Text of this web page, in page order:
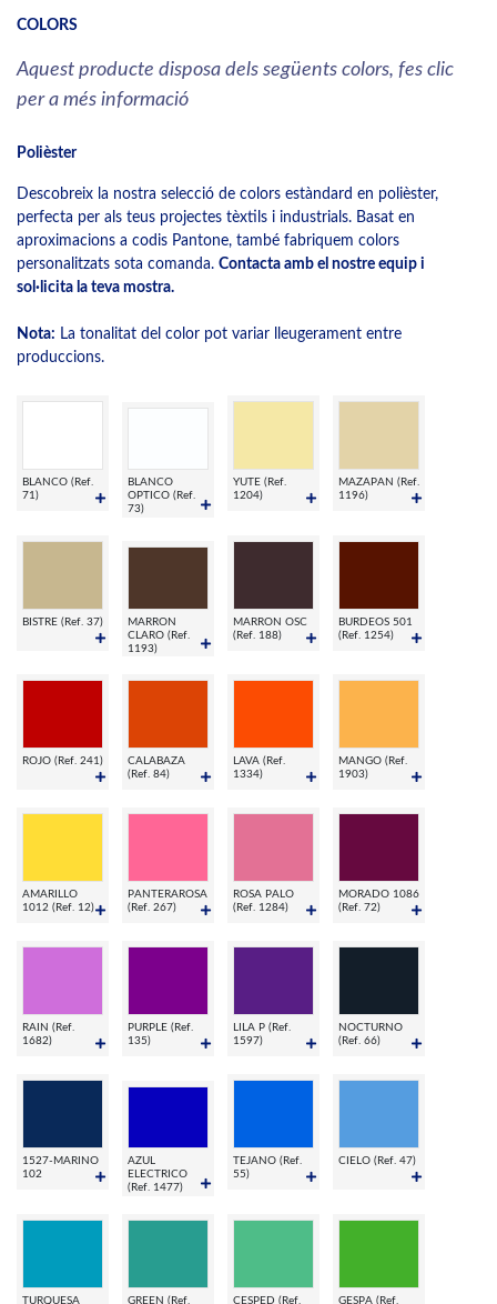
COLORS
Aquest producte disposa dels següents colors, fes clic
per a més informació
Polièster
Descobreix la nostra selecció de colors estàndard en polièster,
perfecta per als teus projectes tèxtils i industrials. Basat en
aproximacions a codis Pantone, també fabriquem colors
personalitzats sota comanda. Contacta amb el nostre equip i
sol·licita la teva mostra.
Nota: La tonalitat del color pot variar lleugerament entre
produccions.
BLANCO (Ref.
71)
BLANCO
OPTICO (Ref.
73)
YUTE (Ref.
1204)
MAZAPAN (Ref.
1196)
BISTRE (Ref. 37)
MARRON
CLARO (Ref.
1193)
MARRON OSC
(Ref. 188)
BURDEOS 501
(Ref. 1254)
ROJO (Ref. 241)
CALABAZA
(Ref. 84)
LAVA (Ref.
1334)
MANGO (Ref.
1903)
AMARILLO
1012 (Ref. 12)
PANTERAROSA
(Ref. 267)
ROSA PALO
(Ref. 1284)
MORADO 1086
(Ref. 72)
RAIN (Ref.
1682)
PURPLE (Ref.
135)
LILA P (Ref.
1597)
NOCTURNO
(Ref. 66)
1527-MARINO
102
AZUL
ELECTRICO
(Ref. 1477)
TEJANO (Ref.
55)
CIELO (Ref. 47)
TURQUESA GREEN (Ref. CESPED (Ref. GESPA (Ref.